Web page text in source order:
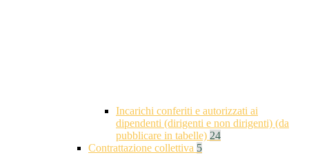
Incarichi conferiti e autorizzati ai
dipendenti (dirigenti e non dirigenti) (da
pubblicare in tabelle) 24
Contrattazione collettiva 5